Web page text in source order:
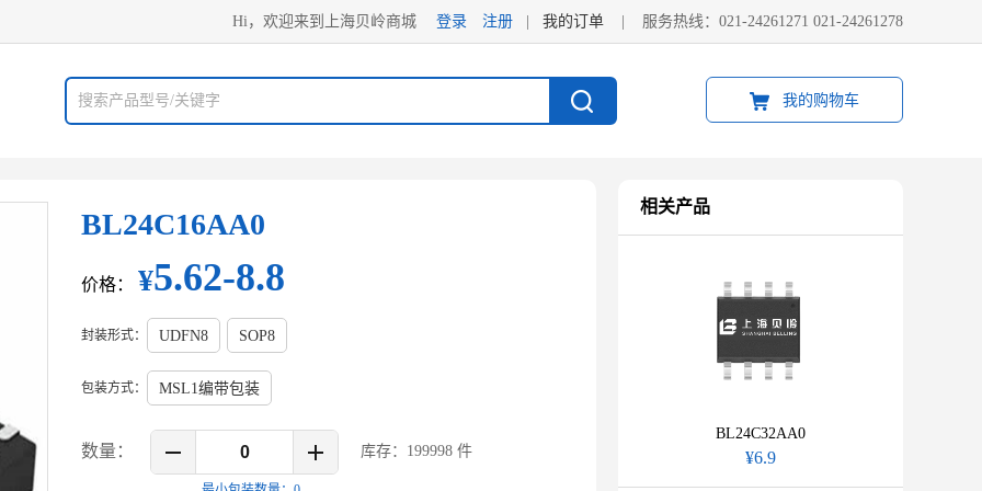
Hi，欢迎来到上海贝岭商城 登录 注册 我的订单 服务热线：021-24261271 021-24261278
我的购物车
BL24C16AA0
价格： ¥5.62-8.8
封装形式： UDFN8 SOP8
包装方式： MSL1编带包装
数量： 库存： 199998 件
相关产品
BL24C32AA0
¥6.9